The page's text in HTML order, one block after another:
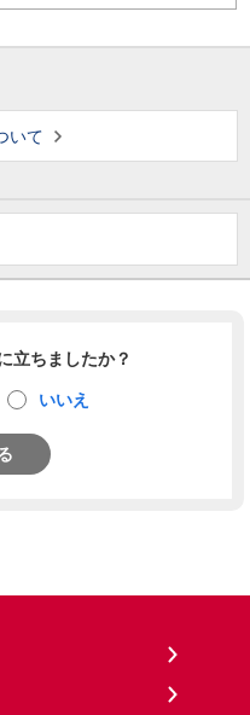
いて
立ちましたか？
いいえ